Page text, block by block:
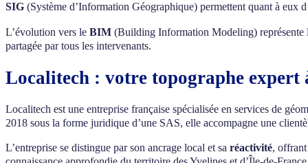
SIG (Système d’Information Géographique) permettent quant à eux
L’évolution vers le BIM (Building Information Modeling) représente
partagée par tous les intervenants.
Localitech : votre topographe expert
Localitech est une entreprise française spécialisée en services de
2018 sous la forme juridique d’une SAS, elle accompagne une
L’entreprise se distingue par son ancrage local et sa réactivité, offrant